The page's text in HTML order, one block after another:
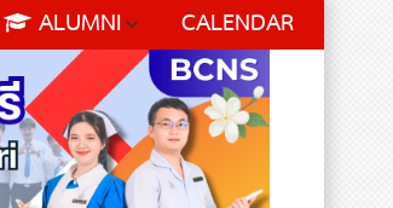
ALUMNI CALENDAR